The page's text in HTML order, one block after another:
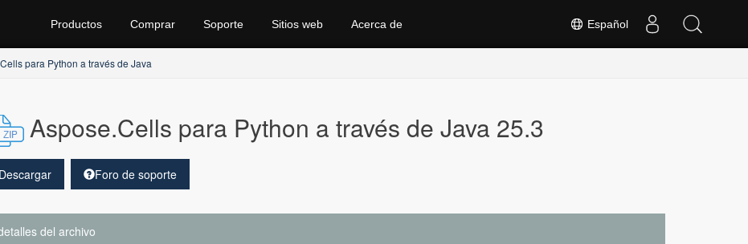
Español
Productos Comprar Soporte Sitios web Acerca de
para Python a través de Java
Aspose.Cells para Python a través de Java 25.3
Descargar Foro de soporte
del archivo